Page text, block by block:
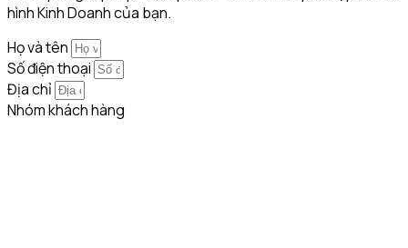
hình Kinh Doanh của bạn.
Họ và tên
Số điện thoại
Địa chỉ
Nhóm khách hàng